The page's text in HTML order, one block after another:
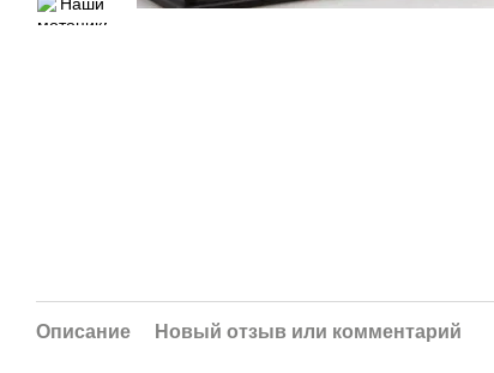
Описание Новый отзыв или комментарий